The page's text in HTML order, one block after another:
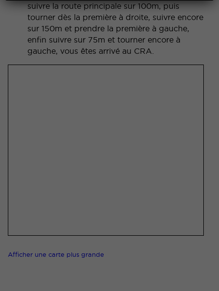
suivre la route principale sur 100m, puis
tourner dès la première à droite, suivre encore
sur 150m et prendre la première à gauche,
enfin suivre sur 75m et tourner encore à
gauche, vous êtes arrivé au CRA.
Afficher une carte plus grande